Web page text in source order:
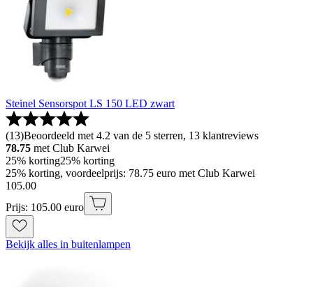
Steinel Sensorspot LS 150 LED zwart
(13)Beoordeeld met 4.2 van de 5 sterren, 13 klantreviews
78.75 met Club Karwei
25% korting25% korting
25% korting, voordeelprijs: 78.75 euro met Club Karwei
105.00
Prijs: 105.00 euro
Bekijk alles in buitenlampen